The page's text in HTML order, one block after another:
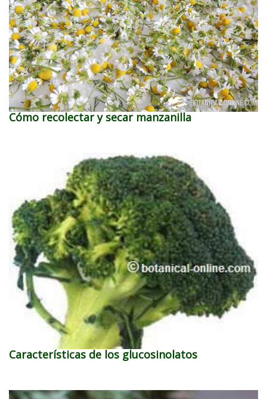
Cómo recolectar y secar manzanilla
Características de los glucosinolatos